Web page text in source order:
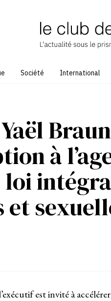
Société International
à
et
est invité à